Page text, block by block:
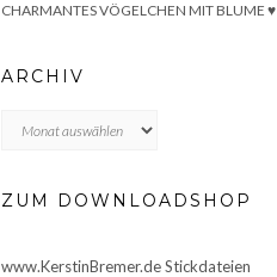
CHARMANTES VÖGELCHEN MIT BLUME ♥
ARCHIV
ZUM DOWNLOADSHOP
www.KerstinBremer.de Stickdateien